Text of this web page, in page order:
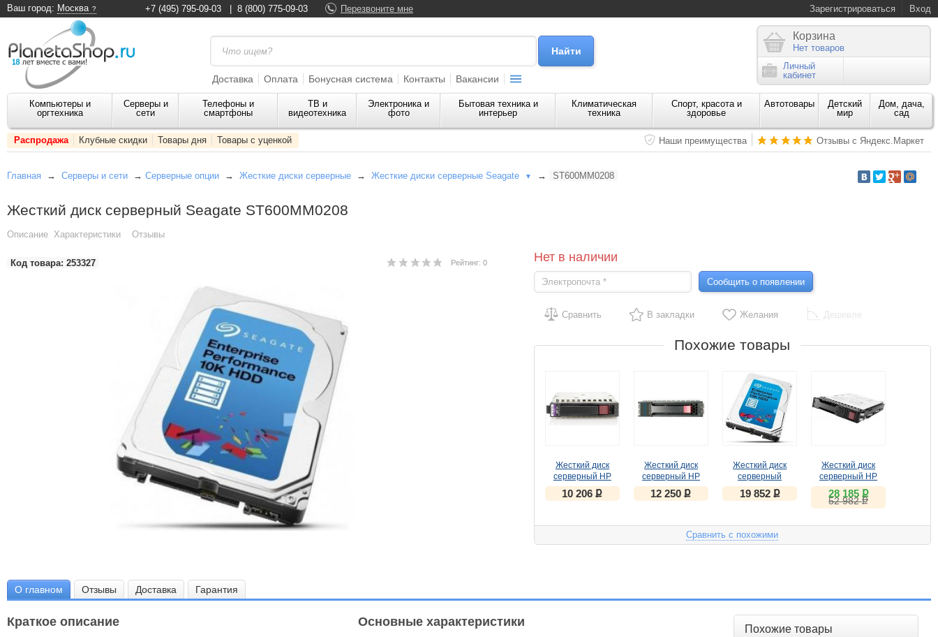
Ваш город: Москва Зарегистрироваться Вход
+7 (495) 795-09-03 8 (800) 775-09-03 Перезвоните мне
Доставка Оплата Бонусная система Контакты Вакансии
Корзина
Нет товаров
Личный
кабинет
Компьютеры и
оргтехника
Серверы и
сети
Телефоны и
смартфоны
ТВ и
видеотехника
Электроника и
фото
Бытовая техника и
интерьер
Климатическая
техника
Спорт, красота и
здоровье
Автотовары
Детский
мир
Дом, дача,
сад
Распродажа Клубные скидки Товары дня Товары с уценкой Наши преимущества Отзывы с Яндекс.Маркет
Главная → Серверы и сети → Серверные опции → Жесткие диски серверные → Жесткие диски серверные Seagate ▼ → ST600MM0208
Жесткий диск серверный Seagate ST600MM0208
Описание Характеристики Отзывы
Код товара: 253327 Рейтинг: 0 Нет в наличии
Сообщить о появлении
Сравнить В закладки Желания Дешевле
Похожие товары
Жесткий диск
серверный HP
507284-001 300Gb
10 206ք
Жесткий диск
серверный HP
600GB 581286-
B21
12 250ք
Жесткий диск
серверный
Seagate
ST600MP0006
19 852 ք
Жесткий диск
серверный HP
872481-B21 1.8Tb
28 185 ք
52 982ք
Сравнить с похожими
О главном Отзывы Доставка Гарантия
Краткое описание Основные характеристики
Похожие товары